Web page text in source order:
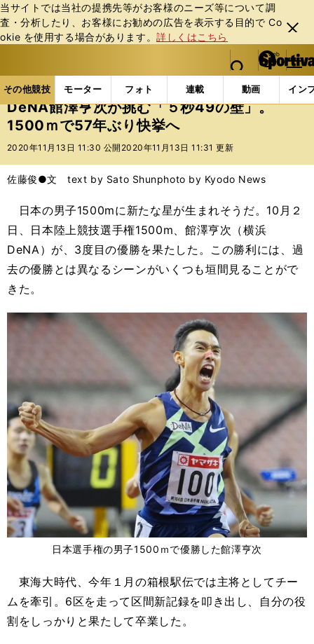
当サイトでは当社の提携先等がお客様のニーズ等について調
査・分析したり、お客様にお勧めの広告を表⽰する⽬的で Co
okie を使⽤する場合があります。詳しくはこちら
閉じ
る
web Sportiva (webスポルティーバ)
検索
マイペ
ー
ジ
メニュ
その他競技 モーター フォト 連載 動画 イン
ス
ポ
ル
バ
その他競技の記事一覧 陸上 DeNA館澤亨次が挑む
DeNA館澤亨次が挑む「５秒49の壁」。
1500ｍで57年ぶり快挙へ
2020年11月13日 11:30 公開 2020年11月13日 11:31 更新
佐藤俊●文 text by Sato Shunphoto by Kyodo News
日本の男子1500mに新たな星が生まれそうだ。10月２
日、日本陸上競技選手権1500m、館澤亨次（横浜
DeNA）が、3度目の優勝を果たした。この勝利には、過
去の優勝とは異なるシーンがいくつも垣間見ることがで
きた。
日本選手権の男子1500ｍで優勝した館澤亨次
東海大時代、今年１月の箱根駅伝では主将としてチー
ムを牽引。6区を走って区間新記録を叩き出し、自分の役
割をしっかりと果たして卒業した。